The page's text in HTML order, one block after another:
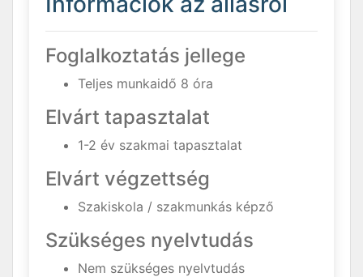
Foglalkoztatás jellege
Teljes munkaidő 8 óra
Elvárt tapasztalat
1-2 év szakmai tapasztalat
Elvárt végzettség
Szakiskola / szakmunkás képző
Szükséges nyelvtudás
Nem szükséges nyelvtudás